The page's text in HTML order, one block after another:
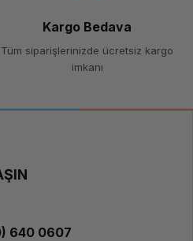
Kargo Bedava
Tüm siparişlerinizde ücretsiz kargo
imkanı
640 0607